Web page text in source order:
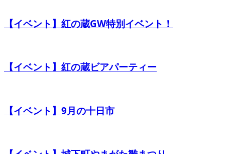
【イベント】紅の蔵GW特別イベント！
【イベント】紅の蔵ビアパーティー
【イベント】9月の十日市